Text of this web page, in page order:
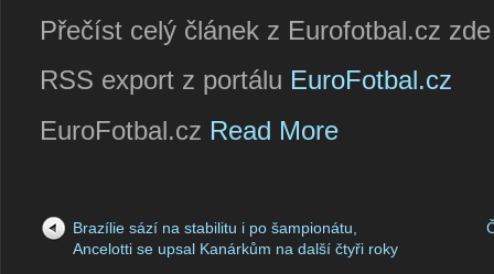
Přečíst celý článek z Eurofotbal.cz
RSS export z portálu EuroFotbal.cz
EuroFotbal.cz Read More
Brazílie sází na stabilitu i po šampionátu,
Ancelotti se upsal Kanárkům na další čtyři roky